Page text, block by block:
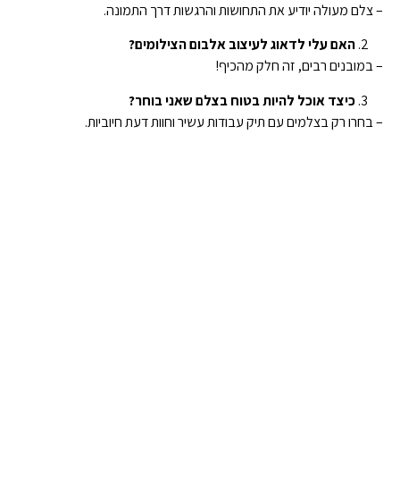
– צלם מעולה יודיע את התחושות והרגשות דרך התמונה.
האם עלי לדאוג לעיצוב אלבום הצילומים?
– במובנים רבים, זה חלק מהכיף!
כיצד אוכל להיות בטוח בצלם שאני בוחר?
– בחרו רק בצלמים עם תיק עבודות עשיר וחוות דעת חיוביות.